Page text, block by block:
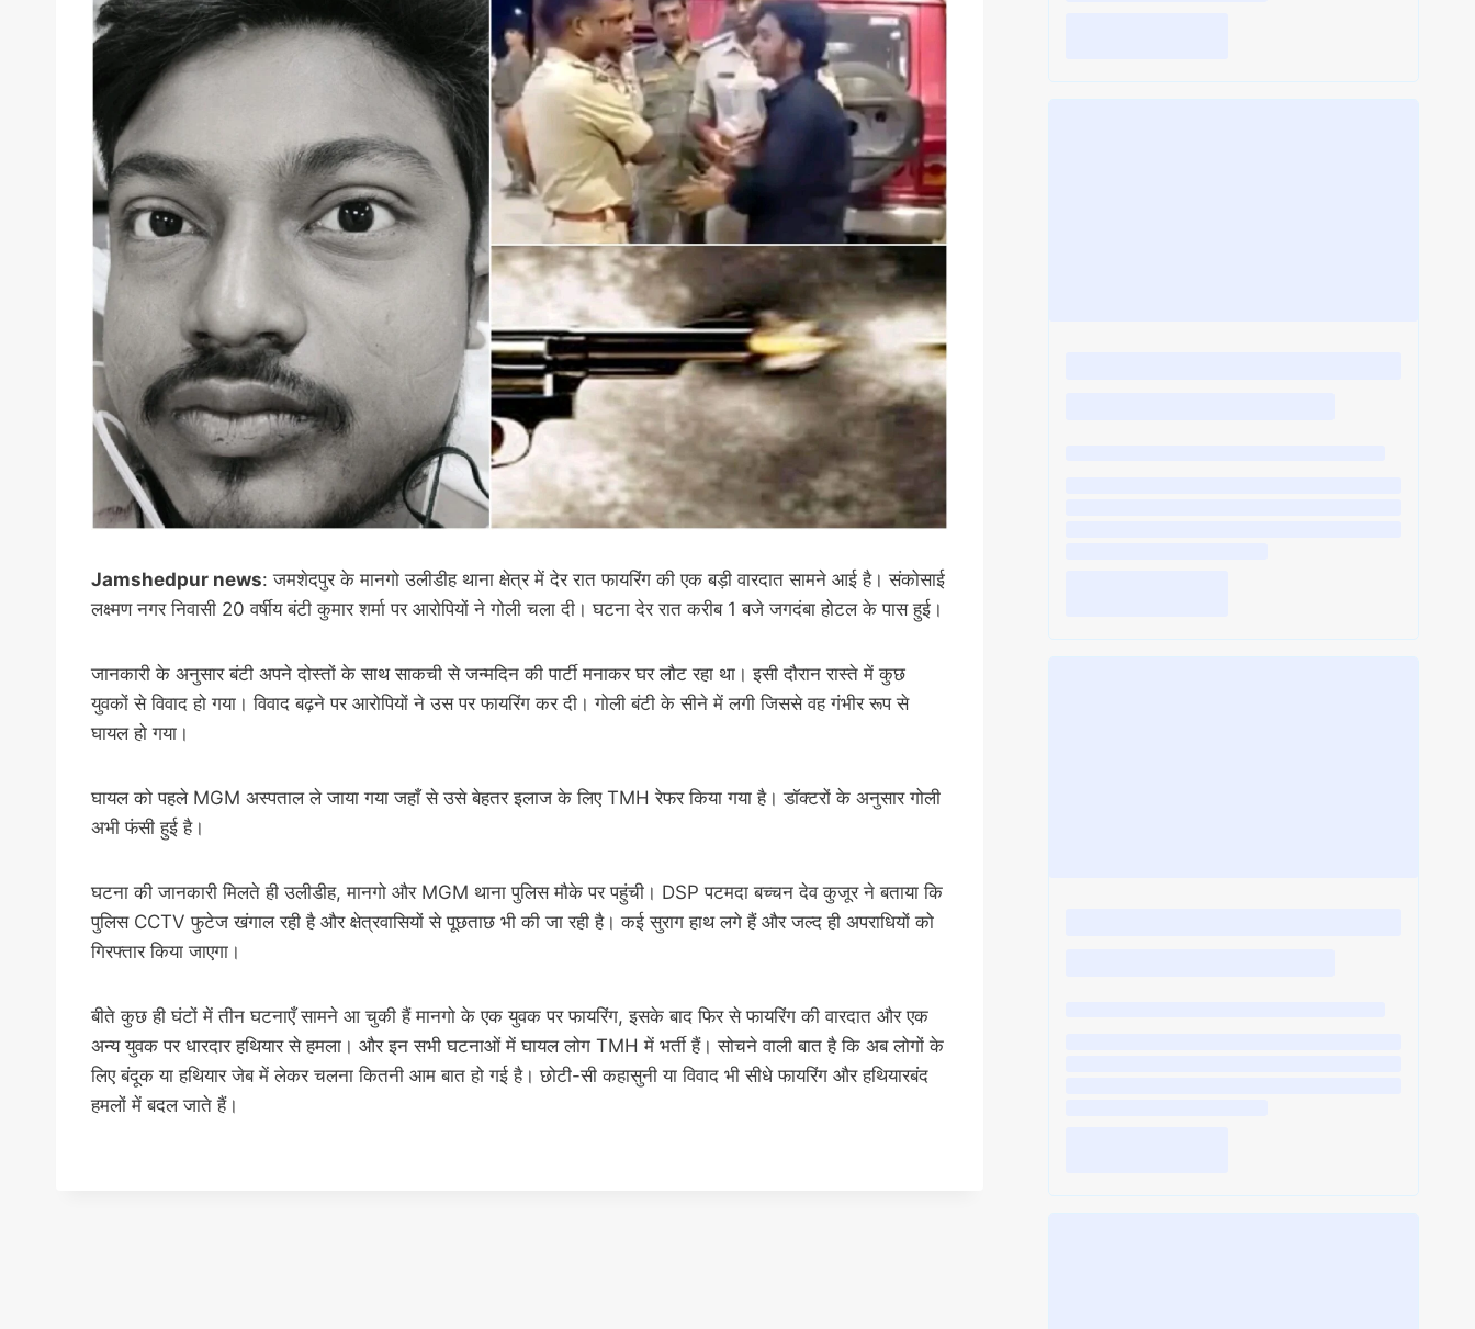
Jamshedpur news: जमशेदपुर के मानगो उलीडीह थाना क्षेत्र में देर रात फायरिंग की एक बड़ी वारदात सामने आई है। संकोसाई
लक्ष्मण नगर निवासी 20 वर्षीय बंटी कुमार शर्मा पर आरोपियों ने गोली चला दी। घटना देर रात करीब 1 बजे जगदंबा होटल के पास हुई।
जानकारी के अनुसार बंटी अपने दोस्तों के साथ साकची से जन्मदिन की पार्टी मनाकर घर लौट रहा था। इसी दौरान रास्ते में कुछ
युवकों से विवाद हो गया। विवाद बढ़ने पर आरोपियों ने उस पर फायरिंग कर दी। गोली बंटी के सीने में लगी जिससे वह गंभीर रूप से
घायल हो गया।
घायल को पहले MGM अस्पताल ले जाया गया जहाँ से उसे बेहतर इलाज के लिए TMH रेफर किया गया है। डॉक्टरों के अनुसार गोली
अभी फंसी हुई है।
घटना की जानकारी मिलते ही उलीडीह, मानगो और MGM थाना पुलिस मौके पर पहुंची। DSP पटमदा बच्चन देव कुजूर ने बताया कि
पुलिस CCTV फुटेज खंगाल रही है और क्षेत्रवासियों से पूछताछ भी की जा रही है। कई सुराग हाथ लगे हैं और जल्द ही अपराधियों को
गिरफ्तार किया जाएगा।
बीते कुछ ही घंटों में तीन घटनाएँ सामने आ चुकी हैं मानगो के एक युवक पर फायरिंग, इसके बाद फिर से फायरिंग की वारदात और एक
अन्य युवक पर धारदार हथियार से हमला। और इन सभी घटनाओं में घायल लोग TMH में भर्ती हैं। सोचने वाली बात है कि अब लोगों के
लिए बंदूक या हथियार जेब में लेकर चलना कितनी आम बात हो गई है। छोटी-सी कहासुनी या विवाद भी सीधे फायरिंग और हथियारबंद
हमलों में बदल जाते हैं।